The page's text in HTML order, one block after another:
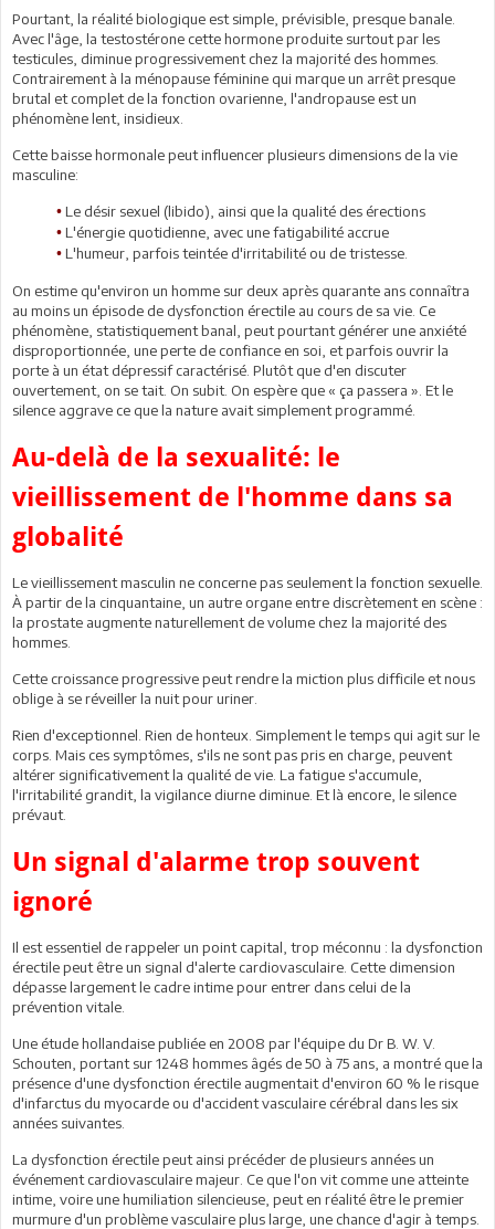
Pourtant, la réalité biologique est simple, prévisible, presque banale.
Avec l'âge, la testostérone cette hormone produite surtout par les
testicules, diminue progressivement chez la majorité des hommes.
Contrairement à la ménopause féminine qui marque un arrêt presque
brutal et complet de la fonction ovarienne, l'andropause est un
phénomène lent, insidieux.
Cette baisse hormonale peut influencer plusieurs dimensions de la vie
masculine:
• Le désir sexuel (libido), ainsi que la qualité des érections
• L'énergie quotidienne, avec une fatigabilité accrue
• L'humeur, parfois teintée d'irritabilité ou de tristesse.
On estime qu'environ un homme sur deux après quarante ans connaîtra
au moins un épisode de dysfonction érectile au cours de sa vie. Ce
phénomène, statistiquement banal, peut pourtant générer une anxiété
disproportionnée, une perte de confiance en soi, et parfois ouvrir la
porte à un état dépressif caractérisé. Plutôt que d'en discuter
ouvertement, on se tait. On subit. On espère que « ça passera ». Et le
silence aggrave ce que la nature avait simplement programmé.
Au-delà de la sexualité: le
vieillissement de l'homme dans sa
globalité
Le vieillissement masculin ne concerne pas seulement la fonction sexuelle.
À partir de la cinquantaine, un autre organe entre discrètement en scène :
la prostate augmente naturellement de volume chez la majorité des
hommes.
Cette croissance progressive peut rendre la miction plus difficile et nous
oblige à se réveiller la nuit pour uriner.
Rien d'exceptionnel. Rien de honteux. Simplement le temps qui agit sur le
corps. Mais ces symptômes, s'ils ne sont pas pris en charge, peuvent
altérer significativement la qualité de vie. La fatigue s'accumule,
l'irritabilité grandit, la vigilance diurne diminue. Et là encore, le silence
prévaut.
Un signal d'alarme trop souvent
ignoré
Il est essentiel de rappeler un point capital, trop méconnu : la dysfonction
érectile peut être un signal d'alerte cardiovasculaire. Cette dimension
dépasse largement le cadre intime pour entrer dans celui de la
prévention vitale.
Une étude hollandaise publiée en 2008 par l'équipe du Dr B. W. V.
Schouten, portant sur 1248 hommes âgés de 50 à 75 ans, a montré que la
présence d'une dysfonction érectile augmentait d'environ 60 % le risque
d'infarctus du myocarde ou d'accident vasculaire cérébral dans les six
années suivantes.
La dysfonction érectile peut ainsi précéder de plusieurs années un
événement cardiovasculaire majeur. Ce que l'on vit comme une atteinte
intime, voire une humiliation silencieuse, peut en réalité être le premier
murmure d'un problème vasculaire plus large, une chance d'agir à temps.